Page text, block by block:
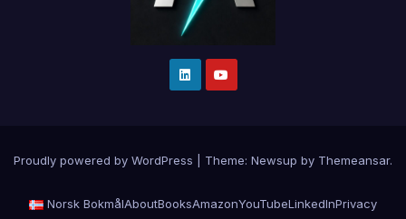
Proudly powered by WordPress Theme: Newsup by Themeansar.
Norsk BokmålAboutBooksAmazonYouTubeLinkedInPrivacy